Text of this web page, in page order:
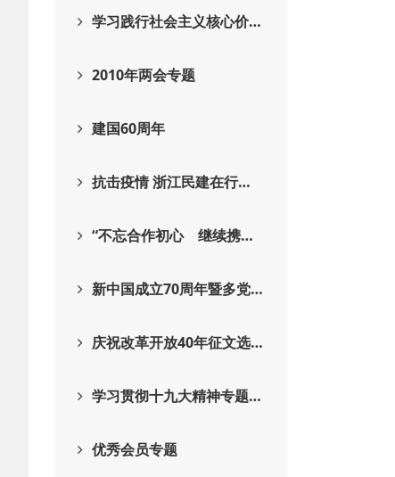
学习践行社会主义核心价…
2010年两会专题
建国60周年
抗击疫情 浙江民建在行…
“不忘合作初心 继续携…
新中国成立70周年暨多党…
庆祝改革开放40年征文选…
学习贯彻十九大精神专题…
优秀会员专题